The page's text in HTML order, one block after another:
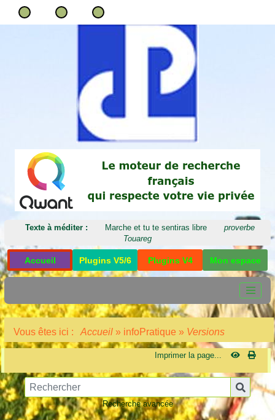
Texte à méditer : Marche et tu te sentiras libre
proverbe
Touareg
Accueil Plugins V5/6 Plugins V4 Mon espace
Vous êtes ici : Accueil » infoPratique » Versions
Imprimer la page...
Recherche avancée